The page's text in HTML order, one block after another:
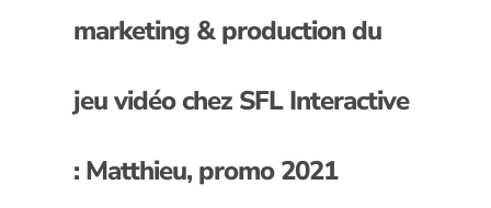
marketing & production du
jeu vidéo chez SFL Interactive
: Matthieu, promo 2021